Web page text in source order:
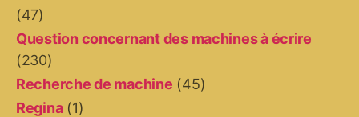
(47)
Question concernant des machines à écrire
(230)
Recherche de machine (45)
Regina(1)